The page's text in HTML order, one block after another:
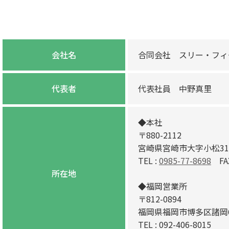
会社名 合同会社 スリー・フ
代表者 代表社員 中野真里
所在地
◆本社
〒880-2112
宮崎県宮崎市大字小松
TEL : 0985-77-8698
◆福岡営業所
〒812-0894
福岡県福岡市博多区諸
TEL : 092-406-8015